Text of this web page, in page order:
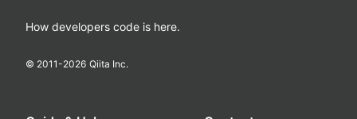
How developers code is here.
© 2011-2026 Qiita Inc.